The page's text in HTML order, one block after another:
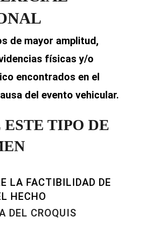
de mayor amplitud,
físicas y/o
encontrados en el
del evento vehicular.
TIPO DE
LA FACTIBILIDAD DE
HECHO
DEL CROQUIS